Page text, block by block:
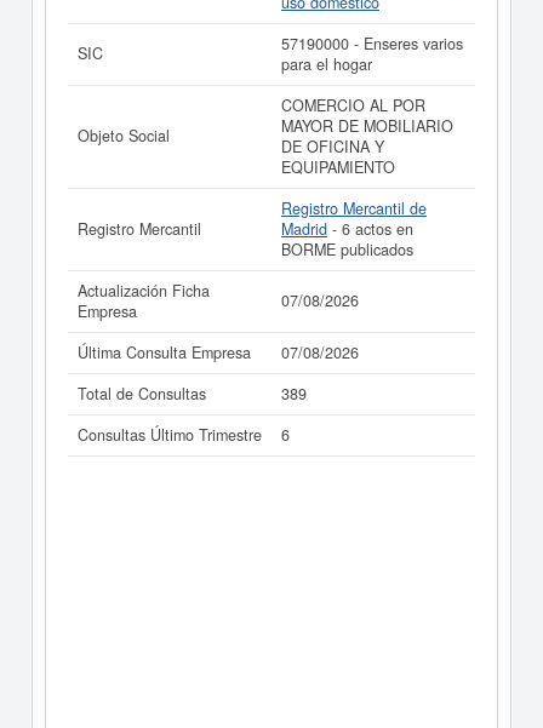
balances y cuentas de resultados disponibles.
La última actualización del informe de empresa se ha
realizado el 07/08/2026.
SIC
57190000 - Enseres varios
para el hogar
Objeto Social
COMERCIO AL POR
MAYOR DE MOBILIARIO
DE OFICINA Y
EQUIPAMIENTO
Registro Mercantil
Registro Mercantil de
Madrid - 6 actos en
BORME publicados
Actualización Ficha
Empresa
07/08/2026
Última Consulta Empresa
07/08/2026
Total de Consultas
389
Consultas Último Trimestre
6